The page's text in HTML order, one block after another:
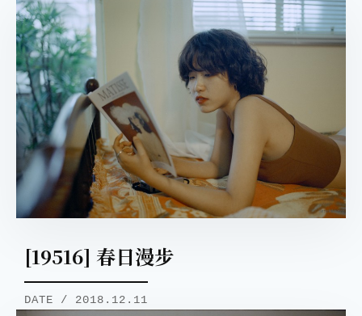
[19516] 春日漫步
DATE / 2018.12.11